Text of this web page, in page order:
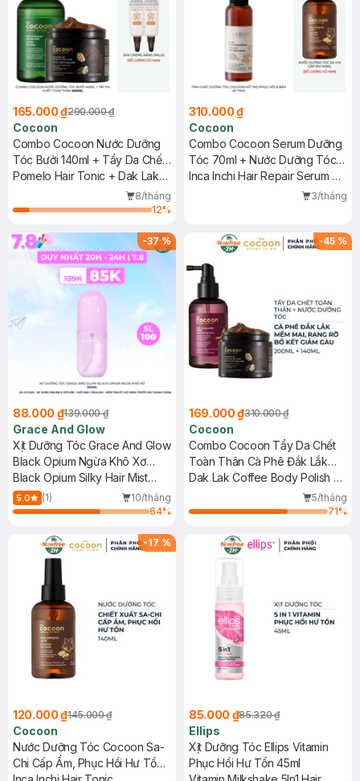
165.000 ₫290.000 ₫
Cocoon
Combo Cocoon Nước Dưỡng
Tóc Bưởi 140ml + Tẩy Da Chết
Toàn Thân 200ml
Pomelo Hair Tonic + Dak Lak
8/tháng
12%
310.000 ₫
Cocoon
Combo Cocoon Serum Dưỡng
Tóc 70ml + Nước Dưỡng Tóc
140ml Sa-Chi Cấp Ẩm, Hỗ Trợ
Inca Inchi Hair Repair Serum +
3/tháng
-37%
88.000 ₫139.000 ₫
Grace And Glow
Xịt Dưỡng Tóc Grace And Glow
Black Opium Ngừa Khô Xơ
100ml
Black Opium Silky Hair Mist
Spray Soft And Silk Hair With
Golden Marula + Olive Oil
5.0 (1)
10/tháng
64%
-45 %
169.000 ₫310.000 ₫
Cocoon
Combo Cocoon Tẩy Da Chết
Toàn Thân Cà Phê Đắk Lắk
200ml + Nước Dưỡng Tóc Bồ
Dak Lak Coffee Body Polish +
5/tháng
71%
-17 %
120.000 ₫145.000 ₫
Cocoon
Nước Dưỡng Tóc Cocoon Sa-
Chi Cấp Ẩm, Phục Hồi Hư Tổn
85.000 ₫85.320 ₫
Ellips
Xịt Dưỡng Tóc Ellips Vitamin
Phục Hồi Hư Tổn 45ml